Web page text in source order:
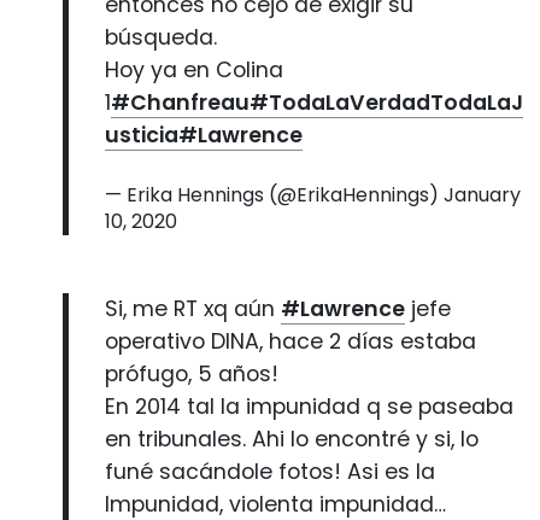
búsqueda.
Hoy ya en Colina
1#Chanfreau#TodaLaVerdadTodaLaJ
usticia#Lawrence
— Erika Hennings (@ErikaHennings) January
10, 2020
Si, me RT xq aún #Lawrence jefe
operativo DINA, hace 2 días estaba
prófugo, 5 años!
En 2014 tal la impunidad q se paseaba
en tribunales. Ahi lo encontré y si, lo
funé sacándole fotos! Asi es la
Impunidad, violenta impunidad…